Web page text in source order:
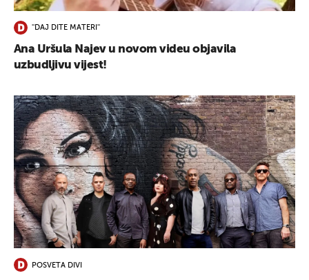
''DAJ DITE MATERI''
Ana Uršula Najev u novom videu objavila
uzbudljivu vijest!
POSVETA DIVI